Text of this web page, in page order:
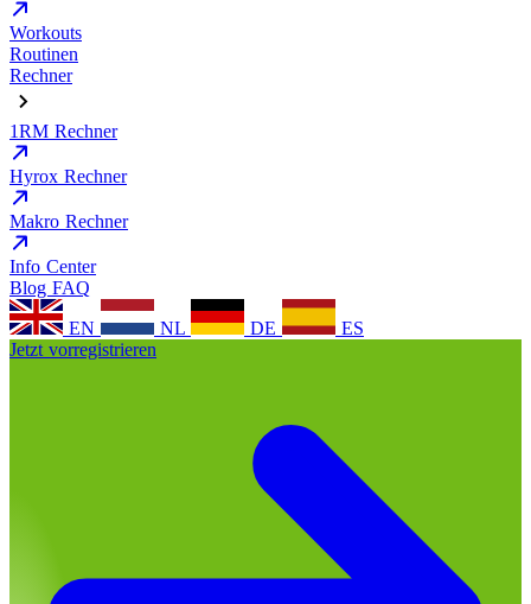
Workouts
Routinen
Rechner
1RM Rechner
Hyrox Rechner
Makro Rechner
Info Center
Blog FAQ
EN
NL DE
ES
Jetzt vorregistrieren